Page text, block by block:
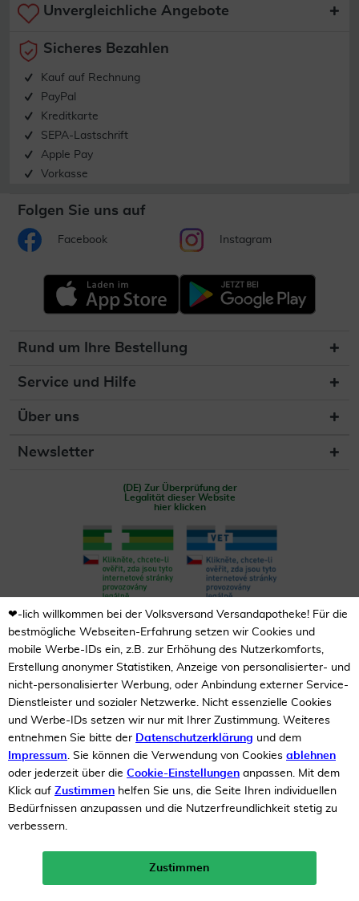
10%
Neukunden-Rabatt ab 49€!
mehr erfahren >
Unvergleichliche Angebote
Sicheres Bezahlen
Kauf auf Rechnung
PayPal
Kreditkarte
SEPA-Lastschrift
Apple Pay
Vorkasse
Folgen Sie uns auf
Facebook Instagram
Rund um Ihre Bestellung
Service und Hilfe
Über uns
Newsletter
(DE) Zur Überprüfung der
Legalität dieser Website
hier klicken
Unsere Auszeichnungen
❤-lich willkommen bei der Volksversand Versandapotheke! Für die
bestmögliche Webseiten-Erfahrung setzen wir Cookies und
mobile Werbe-IDs ein, z.B. zur Erhöhung des Nutzerkomforts,
Erstellung anonymer Statistiken, Anzeige von personalisierter- und
nicht-personalisierter Werbung, oder Anbindung externer Service-
Dienstleister und sozialer Netzwerke. Nicht essenzielle Cookies
und Werbe-IDs setzen wir nur mit Ihrer Zustimmung. Weiteres
entnehmen Sie bitte der Datenschutzerklärung und dem
Impressum. Sie können die Verwendung von Cookies ablehnen
oder jederzeit über die Cookie-Einstellungen anpassen. Mit dem
Klick auf Zustimmen helfen Sie uns, die Seite Ihren individuellen
Bedürfnissen anzupassen und die Nutzerfreundlichkeit stetig zu
verbessern.
Zustimmen